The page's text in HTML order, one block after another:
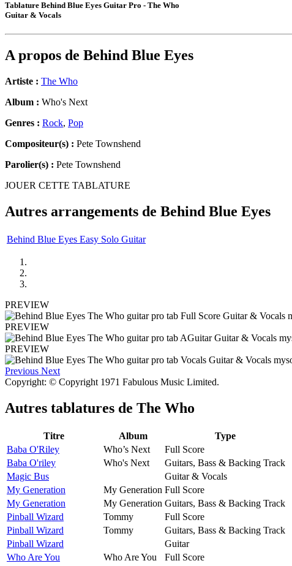
Tablature Behind Blue Eyes Guitar Pro - The Who
Guitar & Vocals
A propos de Behind Blue Eyes
Artiste : The Who
Album : Who's Next
Genres : Rock, Pop
Compositeur(s) : Pete Townshend
Parolier(s) : Pete Townshend
JOUER CETTE TABLATURE
Autres arrangements de Behind Blue Eyes
Behind Blue Eyes Easy Solo Guitar
PREVIEW
PREVIEW
PREVIEW
Previous Next
Copyright: © Copyright 1971 Fabulous Music Limited.
Autres tablatures de The Who
Titre Album
Type
Baba O'Riley
Who’s Next
Full Score
Baba O'riley
Who's Next
Guitars, Bass & Backing Track
Magic Bus
Guitar & Vocals
My Generation
My Generation Full Score
My Generation
My Generation Guitars, Bass & Backing Track
Pinball Wizard
Tommy
Full Score
Pinball Wizard
Tommy
Guitars, Bass & Backing Track
Pinball Wizard
Guitar
Who Are You
Who Are You
Full Score